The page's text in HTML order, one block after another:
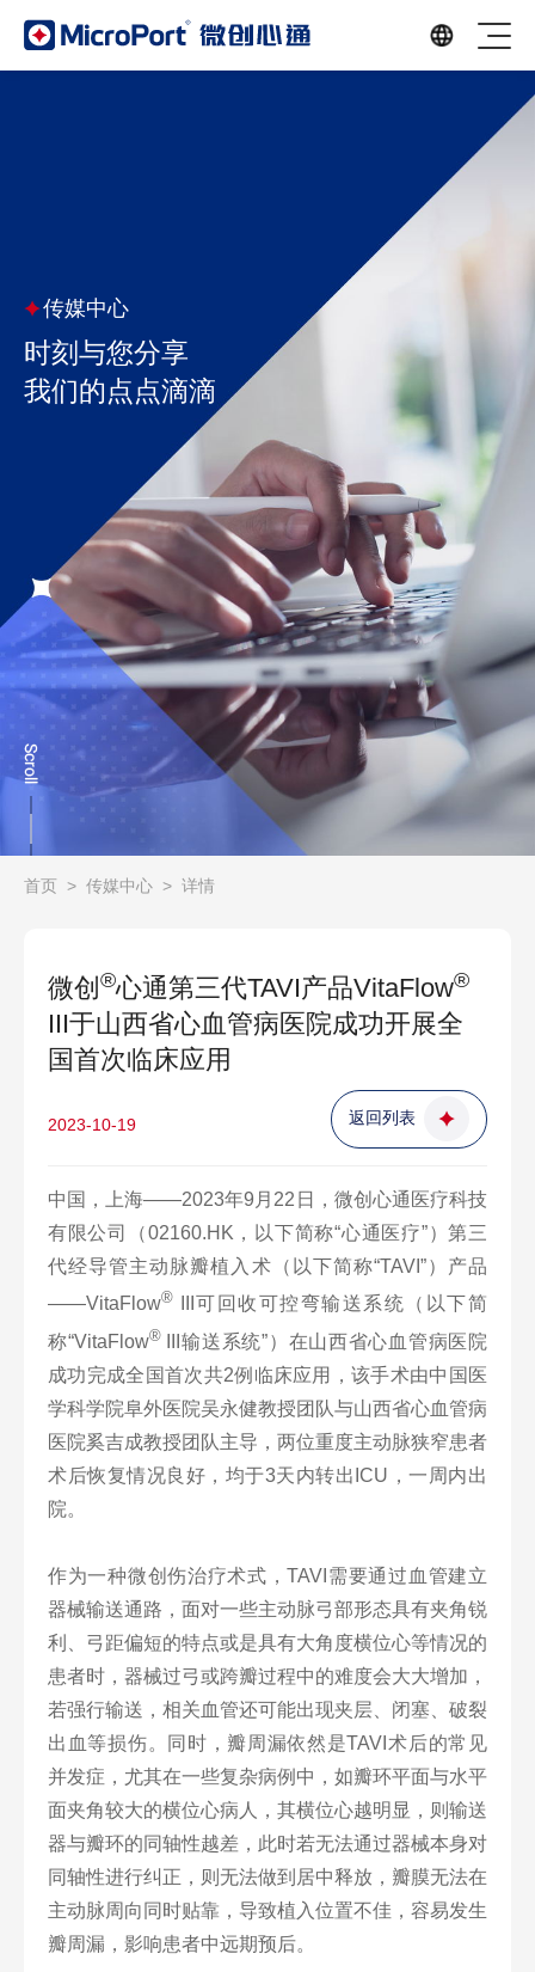
传媒中心
时刻与您分享
我们的点点滴滴
首页 > 传媒中心 > 详情
微创 ®心通第三代TAVI产品VitaFlow®
III于山西省心血管病医院成功开展全
国首次临床应用
2023-10-19 返回列表
中国，上海——2023年9月22日，微创心通医疗科技
有限公司（02160.HK，以下简称“心通医疗”）第三
代经导管主动脉瓣植入术（以下简称“TAVI”）产品
——VitaFlow® III可回收可控弯输送系统（以下简
称“VitaFlow®III输送系统”）在山西省心血管病医院
成功完成全国首次共2例临床应用，该手术由中国医
学科学院阜外医院吴永健教授团队与山西省心血管病
医院奚吉成教授团队主导，两位重度主动脉狭窄患者
术后恢复情况良好，均于3天内转出ICU，一周内出
院。
作为一种微创伤治疗术式，TAVI需要通过血管建立
器械输送通路，面对一些主动脉弓部形态具有夹角锐
利、弓距偏短的特点或是具有大角度横位心等情况的
患者时，器械过弓或跨瓣过程中的难度会大大增加，
若强行输送，相关血管还可能出现夹层、闭塞、破裂
出血等损伤。同时，瓣周漏依然是TAVI术后的常见
并发症，尤其在一些复杂病例中，如瓣环平面与水平
面夹角较大的横位心病人，其横位心越明显，则输送
器与瓣环的同轴性越差，此时若无法通过器械本身对
同轴性进行纠正，则无法做到居中释放，瓣膜无法在
主动脉周向同时贴靠，导致植入位置不佳，容易发生
瓣周漏，影响患者中远期预后。